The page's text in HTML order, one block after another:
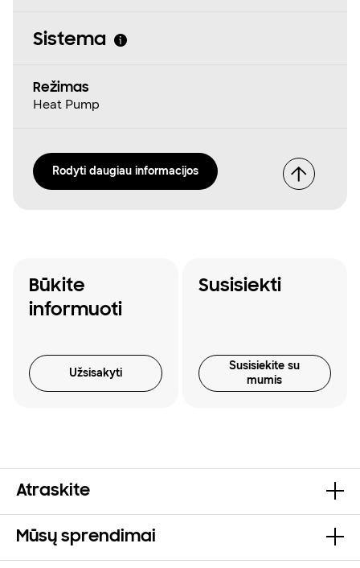
Sistema
Režimas
Heat Pump
Rodyti daugiau informacijos
Būkite
informuoti
Užsisakyti
Susisiekti
Susisiekite su
mumis
Atraskite
Mūsų sprendimai